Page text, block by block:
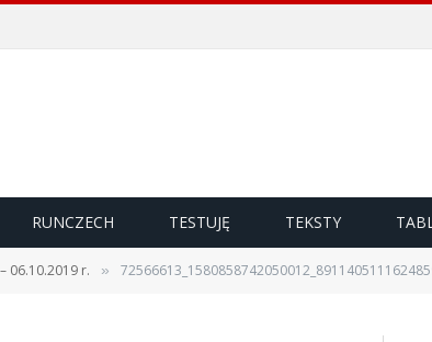
RUNCZECH TESTUJĘ TEKSTY
06.10.2019 r. »